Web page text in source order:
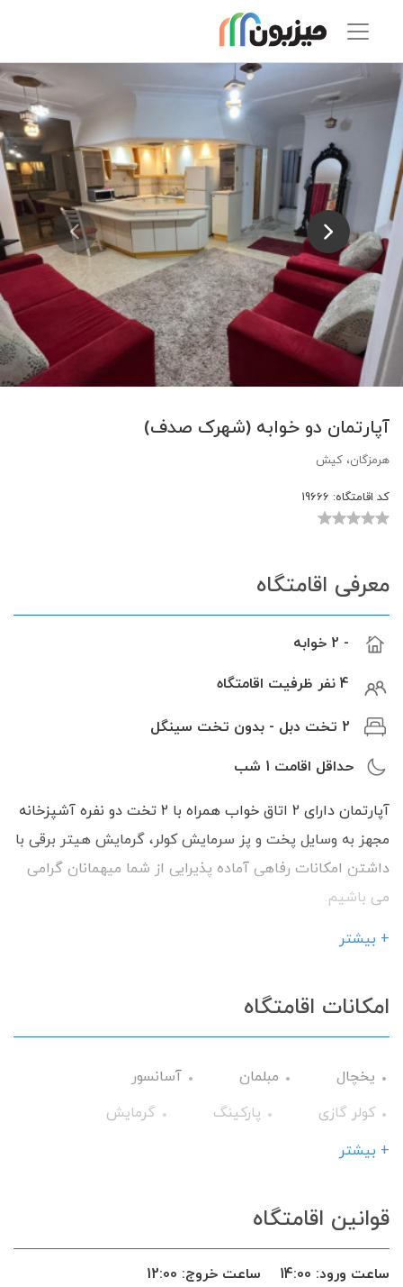
آپارتمان دو خوابه (شهرک صدف)
هرمزگان، کیش
کد اقامتگاه:
معرفی اقامتگاه
- 2 خوابه
4 نفر ظرفیت اقامتگاه
2 تخت دبل - بدون تخت سینگل
حداقل اقامت 1 شب
آپارتمان دارای 2 اتاق خواب همراه با 2 تخت دو نفره آشپزخانه
مجهز به وسایل پخت و پز سرمایش کولر، گرمایش هیتر برقی با
داشتن امکانات رفاهی آماده پذیرایی از شما میهمانان گرامی
می باشیم.
+ بیشتر
امکانات اقامتگاه
یخچال مبلمان
آسانسور
کولر گازی
پارکینگ
گرمایش
وسایل آشپزی
سشوار
اتو
+ بیشتر
قوانین اقامتگاه
ساعت ورود: 14:00 ساعت خروج: 12:00